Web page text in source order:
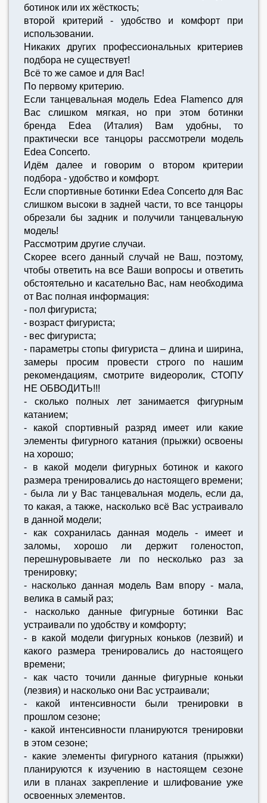
ботинок или их жёсткость;
второй критерий - удобство и комфорт при
использовании.
Никаких других профессиональных критериев
подбора не существует!
Всё то же самое и для Вас!
По первому критерию.
Если танцевальная модель Edea Flamenco для
Вас слишком мягкая, но при этом ботинки
бренда Edea (Италия) Вам удобны, то
практически все танцоры рассмотрели модель
Edea Concerto.
Идём далее и говорим о втором критерии
подбора - удобство и комфорт.
Если спортивные ботинки Edea Concerto для Вас
слишком высоки в задней части, то все танцоры
обрезали бы задник и получили танцевальную
модель!
Рассмотрим другие случаи.
Скорее всего данный случай не Ваш, поэтому,
чтобы ответить на все Ваши вопросы и ответить
обстоятельно и касательно Вас, нам необходима
от Вас полная информация:
- пол фигуриста;
- возраст фигуриста;
- вес фигуриста;
- параметры стопы фигуриста – длина и ширина,
замеры просим провести строго по нашим
рекомендациям, смотрите видеоролик, СТОПУ
НЕ ОБВОДИТЬ!!!
- сколько полных лет занимается фигурным
катанием;
- какой спортивный разряд имеет или какие
элементы фигурного катания (прыжки) освоены
на хорошо;
- в какой модели фигурных ботинок и какого
размера тренировались до настоящего времени;
- была ли у Вас танцевальная модель, если да,
то какая, а также, насколько всё Вас устраивало
в данной модели;
- как сохранилась данная модель - имеет и
заломы, хорошо ли держит голеностоп,
перешнуровываете ли по несколько раз за
тренировку;
- насколько данная модель Вам впору - мала,
велика в самый раз;
- насколько данные фигурные ботинки Вас
устраивали по удобству и комфорту;
- в какой модели фигурных коньков (лезвий) и
какого размера тренировались до настоящего
времени;
- как часто точили данные фигурные коньки
(лезвия) и насколько они Вас устраивали;
- какой интенсивности были тренировки в
прошлом сезоне;
- какой интенсивности планируются тренировки
в этом сезоне;
- какие элементы фигурного катания (прыжки)
планируются к изучению в настоящем сезоне
или в планах закрепление и шлифование уже
освоенных элементов.